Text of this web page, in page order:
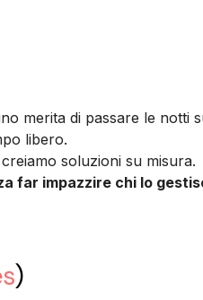
merita di passare le notti
libero.
soluzioni su misura.
far impazzire chi lo
)